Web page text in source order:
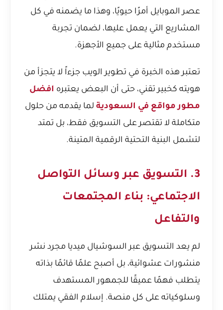
عصر الموبايل أمرًا حيويًا، وهذا ما يضمنه في كل
المشاريع التي يعمل عليها، لضمان تجربة
مستخدم مثالية على جميع الأجهزة.
تعتبر هذه الخبرة في تطوير الويب جزءاً لا يتجزأ من
هويته كخبير تقني، حتى أن البعض يعتبره افضل
مطور مواقع في السعودية لما يقدمه من حلول
متكاملة لا تقتصر على التسويق فقط، بل تمتد
لتشمل البنية التحتية الرقمية المتينة.
3. التسويق عبر وسائل التواصل
الاجتماعي: بناء المجتمعات
والتفاعل
لم يعد التسويق عبر السوشيال ميديا مجرد نشر
منشورات عشوائية، بل أصبح علمًا قائمًا بذاته
يتطلب فهمًا عميقًا للجمهور المستهدف
وسلوكياته على كل منصة. إسلام الفقي يمتلك